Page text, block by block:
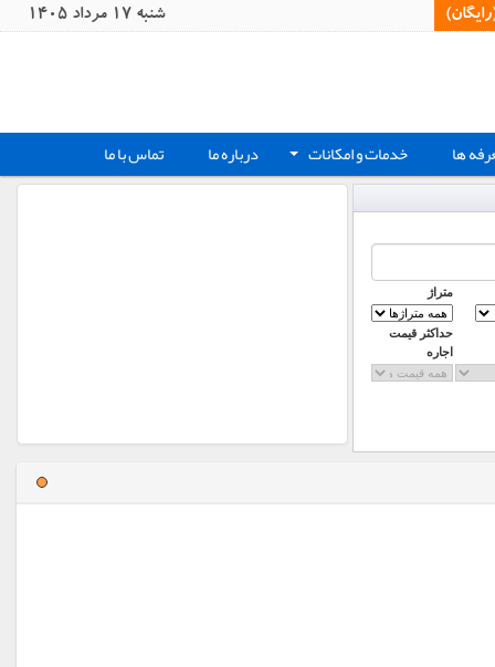
شنبه 17 مرداد 1405
ها + خدمات و امکانات درباره ما تماس با ما
متراژ
حداکثر قیمت
اجاره